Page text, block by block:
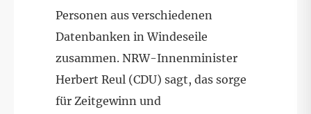
Personen aus verschiedenen
Datenbanken in Windeseile
zusammen. NRW-Innenminister
Herbert Reul (CDU) sagt, das sorge
für Zeitgewinn und